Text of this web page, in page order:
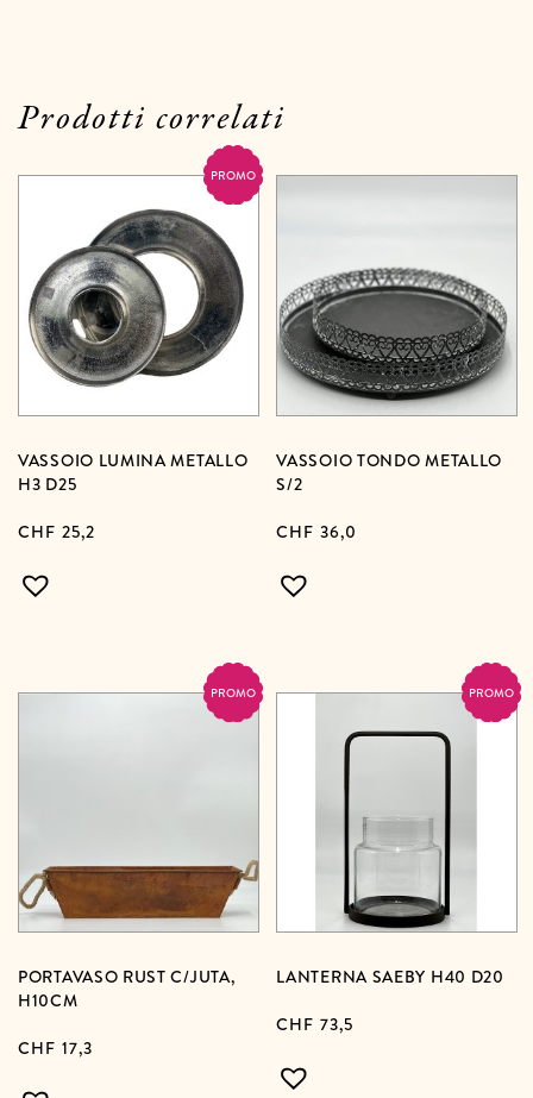
Prodotti correlati
PROMO
VASSOIO LUMINA METALLO
H3 D25
CHF 25,2
VASSOIO TONDO METALLO
S/2
CHF 36,0
PROMO
PORTAVASO RUST C/JUTA,
H10CM
CHF 17,3
PROMO
LANTERNA SAEBY H40 D20
CHF 73,5